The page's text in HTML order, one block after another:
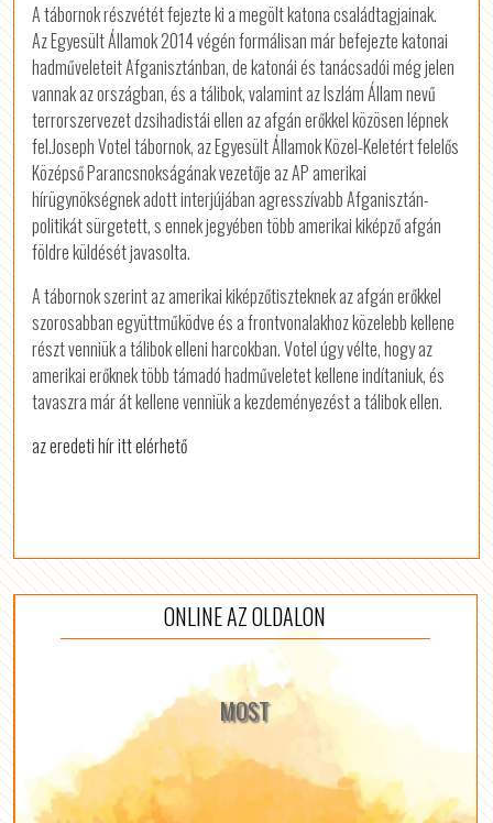
A tábornok részvétét fejezte ki a megölt katona családtagjainak.
Az Egyesült Államok 2014 végén formálisan már befejezte katonai
hadműveleteit Afganisztánban, de katonái és tanácsadói még jelen
vannak az országban, és a tálibok, valamint az Iszlám Állam nevű
terrorszervezet dzsihadistái ellen az afgán erőkkel közösen lépnek
fel.Joseph Votel tábornok, az Egyesült Államok Közel-Keletért felelős
Középső Parancsnokságának vezetője az AP amerikai
hírügynökségnek adott interjújában agresszívabb Afganisztán-
politikát sürgetett, s ennek jegyében több amerikai kiképző afgán
földre küldését javasolta.
A tábornok szerint az amerikai kiképzőtiszteknek az afgán erőkkel
szorosabban együttműködve és a frontvonalakhoz közelebb kellene
részt venniük a tálibok elleni harcokban. Votel úgy vélte, hogy az
amerikai erőknek több támadó hadműveletet kellene indítaniuk, és
tavaszra már át kellene venniük a kezdeményezést a tálibok ellen.
az eredeti hír itt elérhető
ONLINE AZ OLDALON
MOST